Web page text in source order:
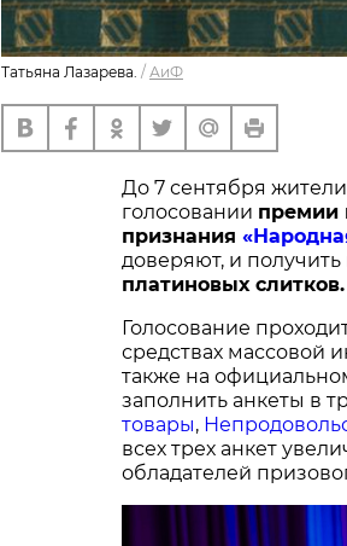
Татьяна Лазарева. / АиФ
До 7 сентября
голосовании премии
признания
доверяют, и получить
платиновых слитков.
Голосование
средствах массовой
также на
заполнить анкеты в
товары,
всех трех анкет
обладателей